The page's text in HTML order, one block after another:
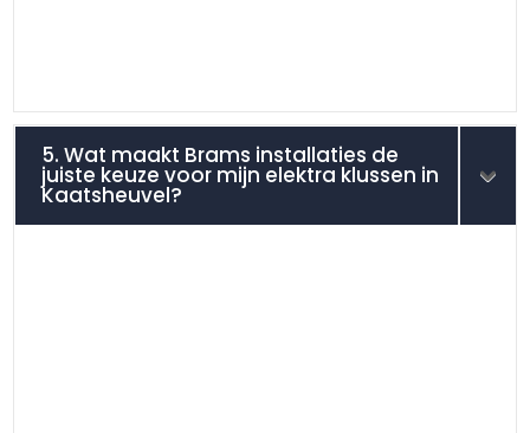
5. Wat maakt Brams installaties de
juiste keuze voor mijn elektra klussen in
Kaatsheuvel?